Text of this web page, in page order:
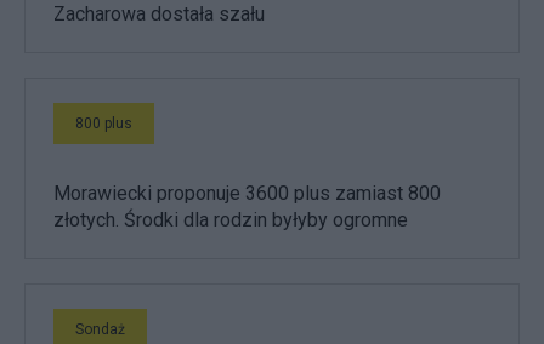
Zacharowa dostała szału
800 plus
Morawiecki proponuje 3600 plus zamiast 800
złotych. Środki dla rodzin byłyby ogromne
Sondaż